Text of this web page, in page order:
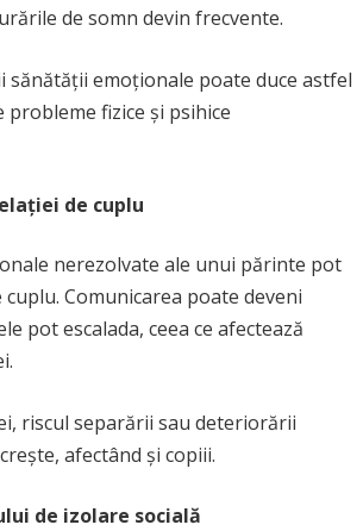
de somn devin frecvente.
sănătății emoționale poate duce astfel
probleme fizice și psihice
de cuplu
nerezolvate ale unui părinte pot
Comunicarea poate deveni
pot escalada, ceea ce afectează
riscul separării sau deteriorării
afectând și copiii.
de izolare socială